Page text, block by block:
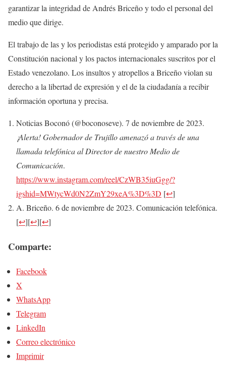
garantizar la integridad de Andrés Briceño y todo el personal del
medio que dirige.
El trabajo de las y los periodistas está protegido y amparado por la
Constitución nacional y los pactos internacionales suscritos por el
Estado venezolano. Los insultos y atropellos a Briceño violan su
derecho a la libertad de expresión y el de la ciudadanía a recibir
información oportuna y precisa.
Noticias Boconó (@boconoseve). 7 de noviembre de 2023.
¡Alerta! Gobernador de Trujillo amenazó a través de una
llamada telefónica al Director de nuestro Medio de
Comunicación.
https://www.instagram.com/reel/CzWB35iuGgg/?
igshid=MWtycWd0N2ZmY29xeA%3D%3D [↩]
A. Briceño. 6 de noviembre de 2023. Comunicación telefónica.
[↩][↩][↩]
Comparte:
Facebook
X
WhatsApp
Telegram
LinkedIn
Correo electrónico
Imprimir